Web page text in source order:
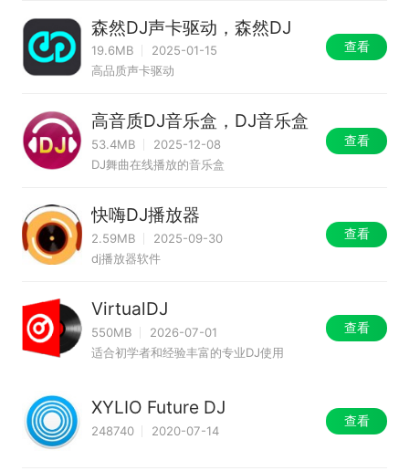
森然DJ声卡驱动，森然DJ
19.6MB
2025-01-15
高品质声卡驱动
查看
高音质DJ音乐盒，DJ音乐盒
53.4MB
2025-12-08
DJ舞曲在线播放的音乐盒
查看
快嗨DJ播放器
2.59MB
2025-09-30
dj播放器软件
查看
VirtualDJ
550MB
2026-07-01
适合初学者和经验丰富的专业DJ使用
查看
XYLIO Future DJ
248740 2020-07-14
查看